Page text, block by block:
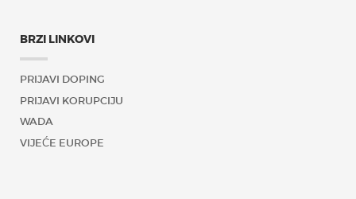
BRZI LINKOVI
PRIJAVI DOPING
PRIJAVI KORUPCIJU
WADA
VIJEĆE EUROPE